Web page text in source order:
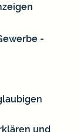
-
und